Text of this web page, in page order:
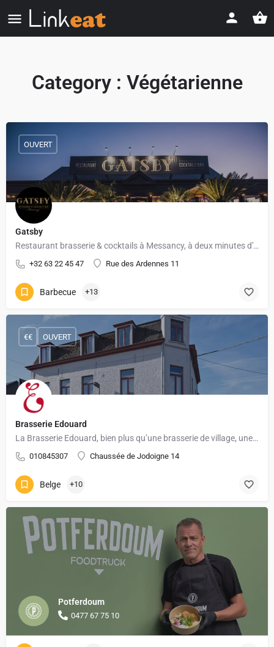
Category : Végétarienne
Gatsby
Restaurant brasserie & cocktails à Messancy, à deux minutes d’Arlon
+32 63 22 45 47 Rue des Ardennes 11
OUVERT
Barbecue +13
Brasserie Edouard
La Brasserie Edouard, bien plus qu’une brasserie de village, une brasserie où on s’y sent bien !
010845307 Chaussée de Jodoigne 14
€€ OUVERT
Belge +10
Potferdoum
0477 67 75 10